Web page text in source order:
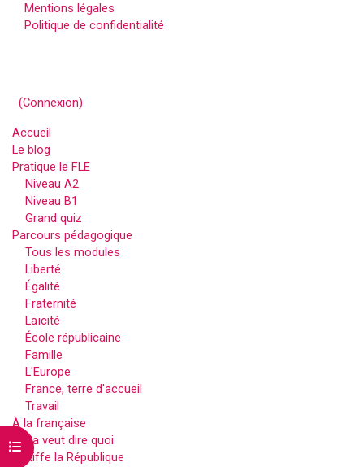
Ouvrir l’index du cours
Mentions légales
Politique de confidentialité
(Connexion)
Accueil
Le blog
Pratique le FLE
Niveau A2
Niveau B1
Grand quiz
Parcours pédagogique
Tous les modules
Liberté
Égalité
Fraternité
Laïcité
École républicaine
Famille
L'Europe
France, terre d'accueil
Travail
À la française
Ça veut dire quoi
Kiffe la République